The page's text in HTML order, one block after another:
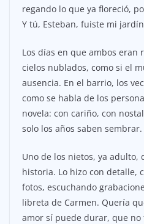
regando lo que ya floreció,
Y tú, Esteban, fuiste mi
Los días en que ambos eran
cielos nublados, como si el
ausencia. En el barrio, los
como se habla de los
novela: con cariño, con
solo los años saben sembrar.
Uno de los nietos, ya adulto,
historia. Lo hizo con detalle,
fotos, escuchando
libreta de Carmen. Quería
amor sí puede durar, que no